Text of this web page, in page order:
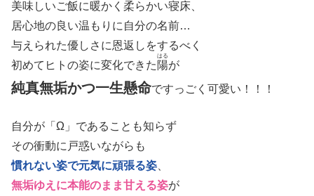
美味しいご飯に暖かく柔らかい寝床、
居心地の良い温もりに自分の名前…
与えられた優しさに恩返しをするべく
初めてヒトの姿に変化できた 陽
はる
が
純真無垢かつ一生懸命ですっごく可愛い！！！
自分が「Ω」であることも知らず
その衝動に戸惑いながらも
慣れない姿で元気に頑張る姿
無垢ゆえに本能のまま甘える姿が